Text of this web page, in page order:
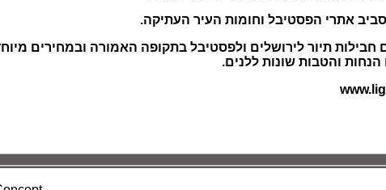
אתרי הפסטיבל וחומות העיר העתיקה.
חבילות תיור לירושלים ולפסטיבל בתקופה האמורה ובמחירים
והטבות שונות ללנים.